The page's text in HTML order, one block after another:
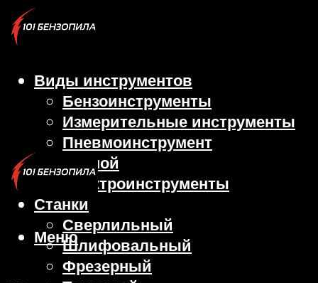
Виды инструментов
Бензоинструменты
Измерительные инструменты
Пневмоинструмент
Ручной
Электроинструменты
Станки
Сверлильный
Шлифовальный
Фрезерный
Меню